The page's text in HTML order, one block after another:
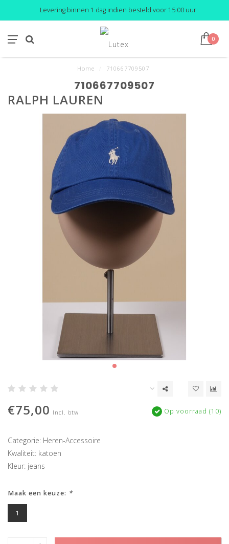
Levering binnen 1 dag indien besteld voor 15:00 uur
0
Home 710667709507
710667709507
RALPH LAUREN
€75,00 Incl. btw Op voorraad (10)
Categorie: Heren-Accessoire
Kwaliteit: katoen
Kleur: jeans
Maak een keuze: *
1